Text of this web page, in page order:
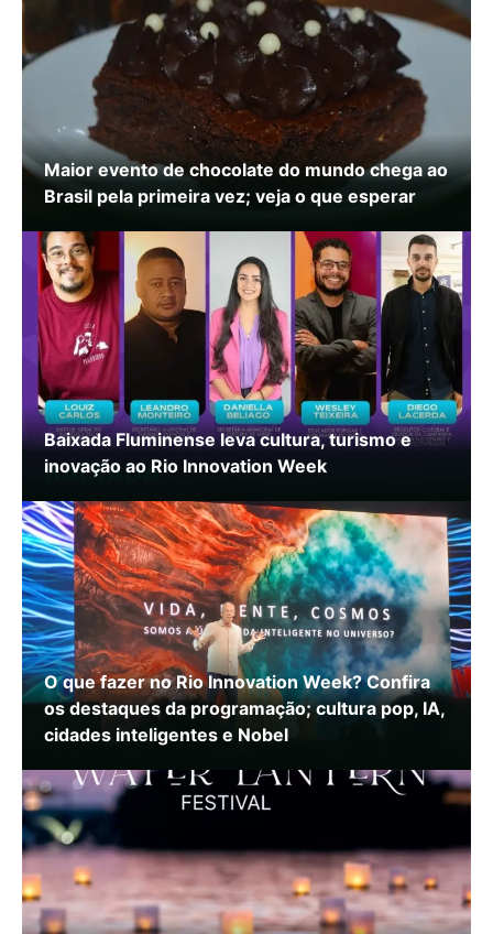
Maior evento de chocolate do mundo chega ao
Brasil pela primeira vez; veja o que esperar
Baixada Fluminense leva cultura, turismo e
inovação ao Rio Innovation Week
O que fazer no Rio Innovation Week? Confira
os destaques da programação; cultura pop, IA,
cidades inteligentes e Nobel